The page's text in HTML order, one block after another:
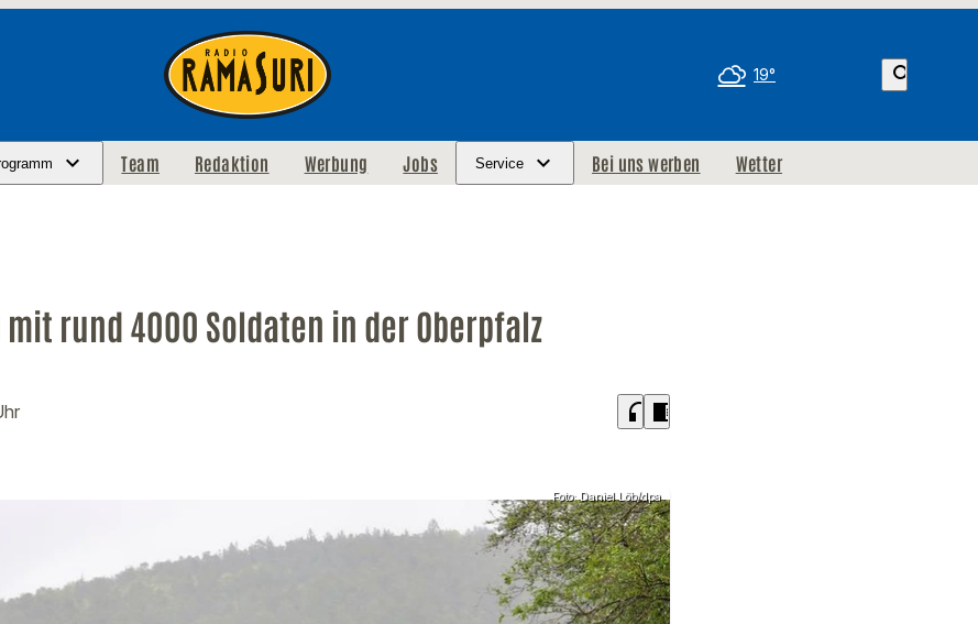
19° search
Team Redaktion Werbung Jobs Service Bei uns werben Wetter
rund 4000 Soldaten in der Oberpfalz
headphones chrome_reader_mode
Foto: Daniel Löb/dpa